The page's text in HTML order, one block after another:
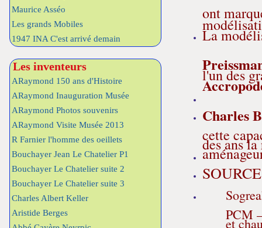
Maurice Asséo
Les grands Mobiles
1947 INA C'est arrivé demain
Les inventeurs
ARaymond 150 ans d'Histoire
ARaymond Inauguration Musée
ARaymond Photos souvenirs
ARaymond Visite Musée 2013
R Farnier l'homme des oeillets
Bouchayer Jean Le Chatelier P1
Bouchayer Le Chatelier suite 2
Bouchayer Le Chatelier suite 3
Charles Albert Keller
Aristide Berges
ont
La
l'un des
Charles
cette
des ans
PCM
et